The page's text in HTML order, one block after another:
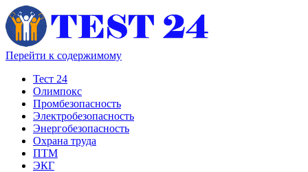
Перейти к содержимому
Тест 24
Олимпокс
Промбезопасность
Электробезопасность
Энергобезопасность
Охрана труда
ПТМ
ЭКГ